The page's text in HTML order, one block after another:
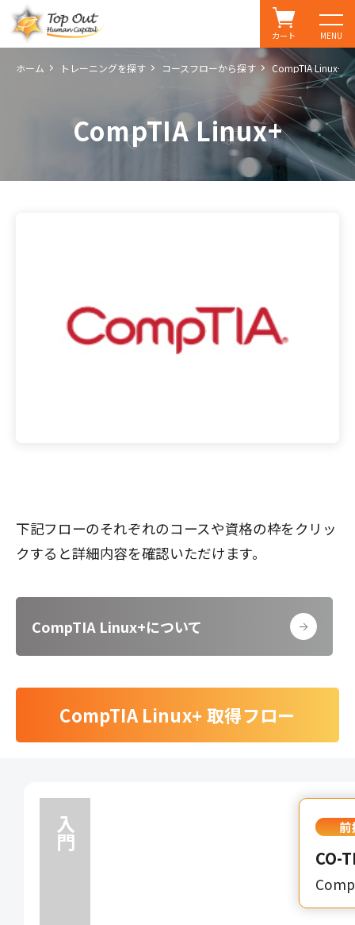
MENU
カート
ホーム トレーニングを探す コースフローから探す CompTIA Linux+
CompTIA Linux+
下記フローのそれぞれのコースや資格の枠をクリッ
クすると詳細内容を確認いただけます。
CompTIA Linux+について
CompTIA Linux+ 取得フロー
入門 前
CO-